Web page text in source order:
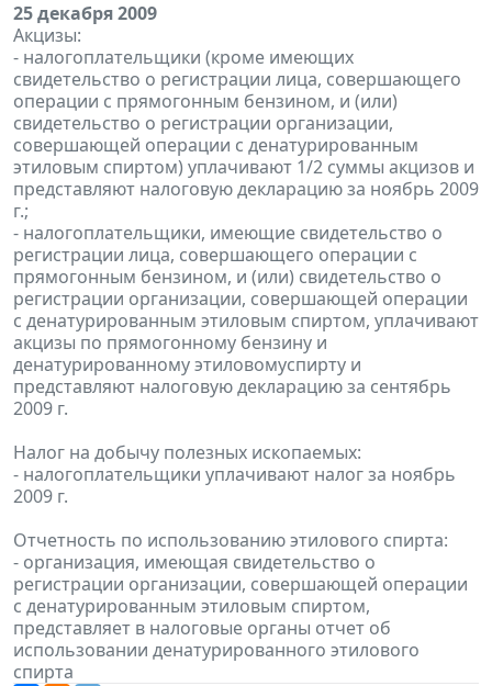
25 декабря 2009
Акцизы:
- налогоплательщики (кроме имеющих
свидетельство о регистрации лица, совершающего
операции с прямогонным бензином, и (или)
свидетельство о регистрации организации,
совершающей операции с денатурированным
этиловым спиртом) уплачивают 1/2 суммы акцизов и
представляют налоговую декларацию за ноябрь 2009
г.;
- налогоплательщики, имеющие свидетельство о
регистрации лица, совершающего операции с
прямогонным бензином, и (или) свидетельство о
регистрации организации, совершающей операции
с денатурированным этиловым спиртом, уплачивают
акцизы по прямогонному бензину и
денатурированному этиловомуспирту и
представляют налоговую декларацию за сентябрь
2009 г.
Налог на добычу полезных ископаемых:
- налогоплательщики уплачивают налог за ноябрь
2009 г.
Отчетность по использованию этилового спирта:
- организация, имеющая свидетельство о
регистрации организации, совершающей операции
с денатурированным этиловым спиртом,
представляет в налоговые органы отчет об
использовании денатурированного этилового
спирта